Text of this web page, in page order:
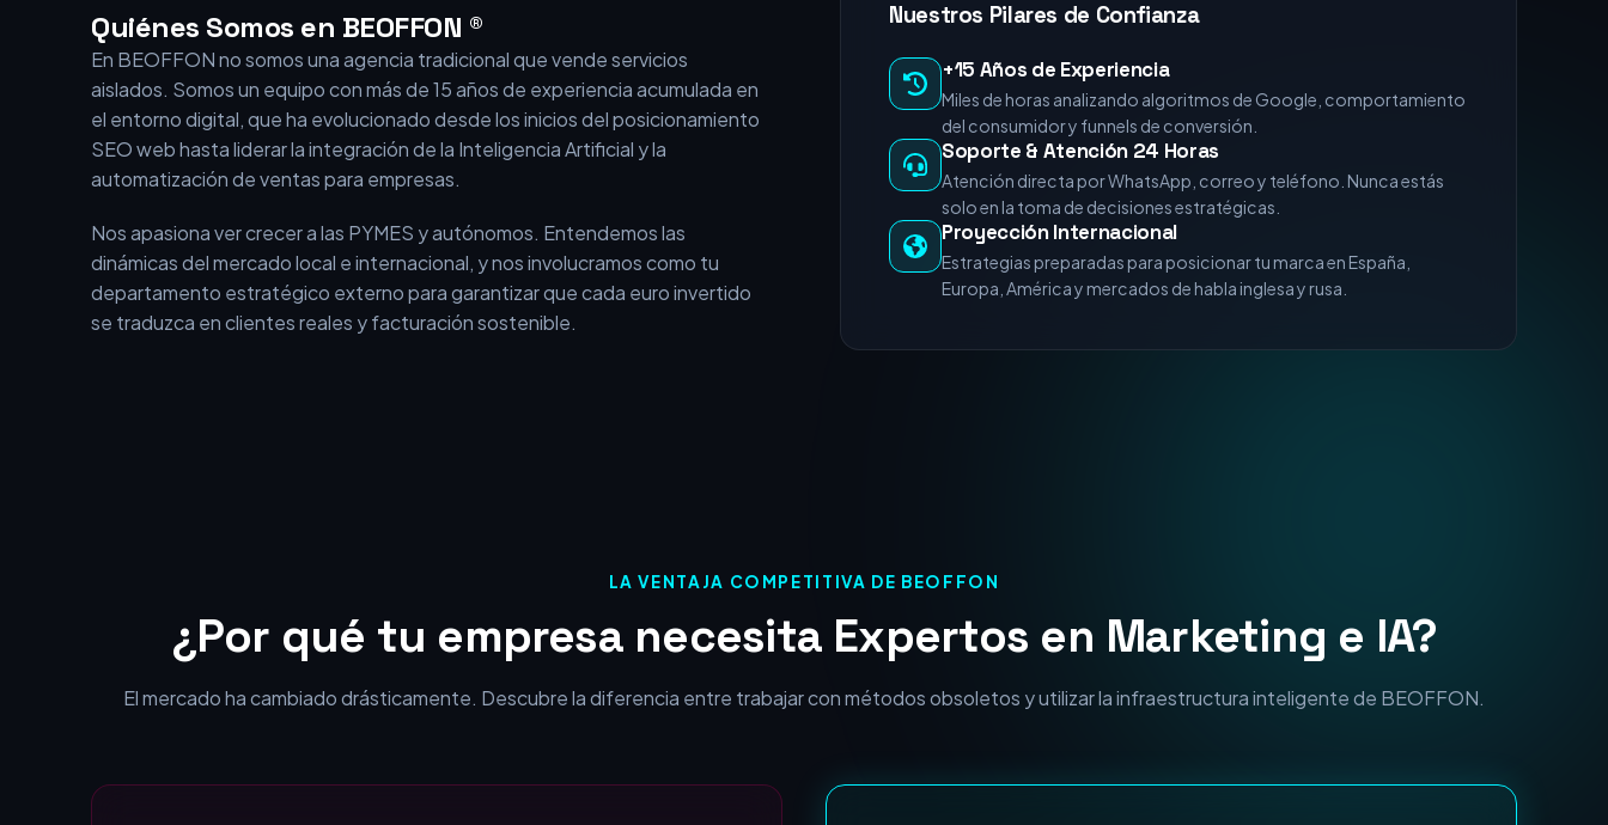
Quiénes Somos en BEOFFON ®
En BEOFFON no somos una agencia tradicional que vende servicios
aislados. Somos un equipo con más de 15 años de experiencia acumulada en
el entorno digital, que ha evolucionado desde los inicios del posicionamiento
SEO web hasta liderar la integración de la Inteligencia Artificial y la
automatización de ventas para empresas.
Nos apasiona ver crecer a las PYMES y autónomos. Entendemos las
dinámicas del mercado local e internacional, y nos involucramos como tu
departamento estratégico externo para garantizar que cada euro invertido
se traduzca en clientes reales y facturación sostenible.
Nuestros Pilares de Confianza
+15 Años de Experiencia
Miles de horas analizando algoritmos de Google, comportamiento
del consumidor y funnels de conversión.
Soporte & Atención 24 Horas
Atención directa por WhatsApp, correo y teléfono. Nunca estás
solo en la toma de decisiones estratégicas.
Proyección Internacional
Estrategias preparadas para posicionar tu marca en España,
Europa, América y mercados de habla inglesa y rusa.
LA VENTAJA COMPETITIVA DE BEOFFON
¿Por qué tu empresa necesita Expertos en Marketing e IA?
El mercado ha cambiado drásticamente. Descubre la diferencia entre trabajar con métodos obsoletos y utilizar la infraestructura inteligente de BEOFFON.